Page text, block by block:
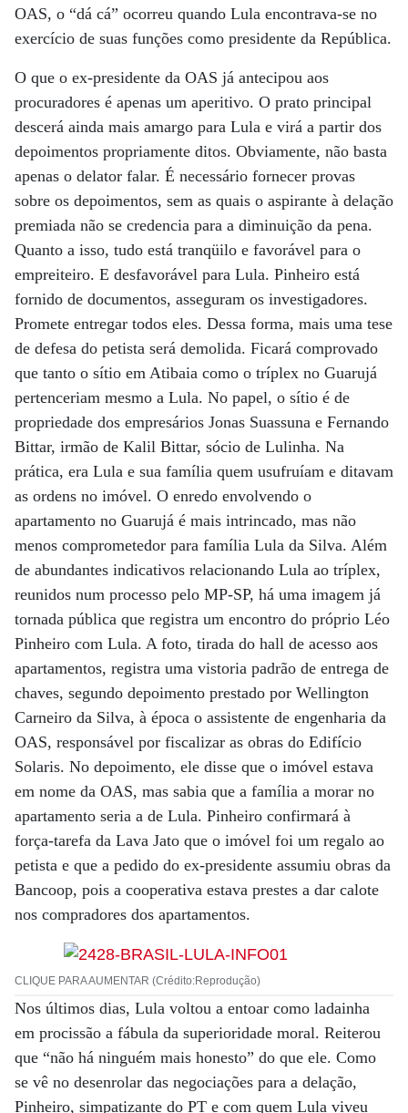
OAS, o “dá cá” ocorreu quando Lula encontrava-se no
exercício de suas funções como presidente da República.
O que o ex-presidente da OAS já antecipou aos
procuradores é apenas um aperitivo. O prato principal
descerá ainda mais amargo para Lula e virá a partir dos
depoimentos propriamente ditos. Obviamente, não basta
apenas o delator falar. É necessário fornecer provas
sobre os depoimentos, sem as quais o aspirante à delação
premiada não se credencia para a diminuição da pena.
Quanto a isso, tudo está tranqüilo e favorável para o
empreiteiro. E desfavorável para Lula. Pinheiro está
fornido de documentos, asseguram os investigadores.
Promete entregar todos eles. Dessa forma, mais uma tese
de defesa do petista será demolida. Ficará comprovado
que tanto o sítio em Atibaia como o tríplex no Guarujá
pertenceriam mesmo a Lula. No papel, o sítio é de
propriedade dos empresários Jonas Suassuna e Fernando
Bittar, irmão de Kalil Bittar, sócio de Lulinha. Na
prática, era Lula e sua família quem usufruíam e ditavam
as ordens no imóvel. O enredo envolvendo o
apartamento no Guarujá é mais intrincado, mas não
menos comprometedor para família Lula da Silva. Além
de abundantes indicativos relacionando Lula ao tríplex,
reunidos num processo pelo MP-SP, há uma imagem já
tornada pública que registra um encontro do próprio Léo
Pinheiro com Lula. A foto, tirada do hall de acesso aos
apartamentos, registra uma vistoria padrão de entrega de
chaves, segundo depoimento prestado por Wellington
Carneiro da Silva, à época o assistente de engenharia da
OAS, responsável por fiscalizar as obras do Edifício
Solaris. No depoimento, ele disse que o imóvel estava
em nome da OAS, mas sabia que a família a morar no
apartamento seria a de Lula. Pinheiro confirmará à
força-tarefa da Lava Jato que o imóvel foi um regalo ao
petista e que a pedido do ex-presidente assumiu obras da
Bancoop, pois a cooperativa estava prestes a dar calote
nos compradores dos apartamentos.
CLIQUE PARA AUMENTAR (Crédito:Reprodução)
Nos últimos dias, Lula voltou a entoar como ladainha
em procissão a fábula da superioridade moral. Reiterou
que “não há ninguém mais honesto” do que ele. Como
se vê no desenrolar das negociações para a delação,
Pinheiro, simpatizante do PT e com quem Lula viveu